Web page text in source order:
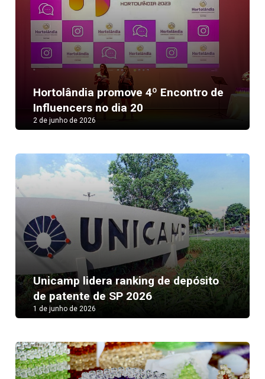
Hortolândia promove 4º Encontro de
Influencers no dia 20
2 de junho de 2026
Unicamp lidera ranking de depósito
de patente de SP 2026
1 de junho de 2026